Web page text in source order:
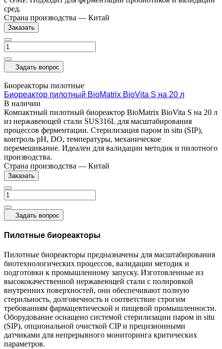
сред.
Страна производства — Китай
Заказать
Задать вопрос
Биореакторы пилотные
Биореактор пилотный BioMatrix BioVita S на 20 л
В наличии
Компактный пилотный биореактор BioMatrix BioVita S на 20 л
из нержавеющей стали SUS316L для масштабирования
процессов ферментации. Стерилизация паром in situ (SIP),
контроль pH, DO, температуры, механическое
перемешивание. Идеален для валидации методик и пилотного
производства.
Страна производства — Китай
Заказать
Задать вопрос
Пилотные биореакторы
Пилотные биореакторы предназначены для масштабирования
биотехнологических процессов, валидации методик и
подготовки к промышленному запуску. Изготовленные из
высококачественной нержавеющей стали с полировкой
внутренних поверхностей, они обеспечивают полную
стерильность, долговечность и соответствие строгим
требованиям фармацевтической и пищевой промышленности.
Оборудование оснащено системой стерилизации паром in situ
(SIP), опциональной очисткой CIP и прецизионными
датчиками для непрерывного мониторинга критических
параметров.